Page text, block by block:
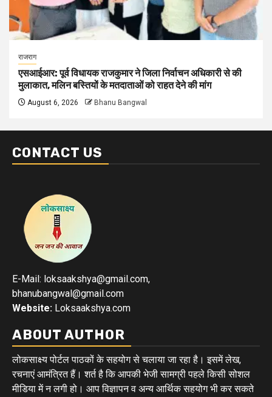
राजराग
एसआईआर: पूर्व विधायक राजकुमार ने जिला निर्वाचन अधिकारी से की
मुलाकात, मलिन बस्तियों के मतदाताओं को राहत देने की मांग
August 6, 2026 Bhanu Bangwal
CONTACT US
E-Mail: loksaakshya@gmail.com,
bhanubangwal@gmail.com
Website: Loksaakshya.com
ABOUT AUTHOR
लोकसाक्ष्य पोर्टल पाठकों के सहयोग से चलाया जा रहा है। इसमें लेख,
रचनाएं आमंत्रित हैं। शर्त है कि आपकी भेजी सामग्री पहले किसी सोशल
मीडिया में न लगी हो। आप विज्ञापन व अन्य आर्थिक सहयोग भी कर सकते